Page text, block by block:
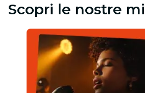
Scopri le nostre